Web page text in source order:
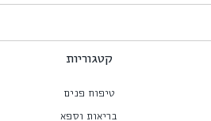
קטגוריות
טיפוח פנים
בריאות וספא